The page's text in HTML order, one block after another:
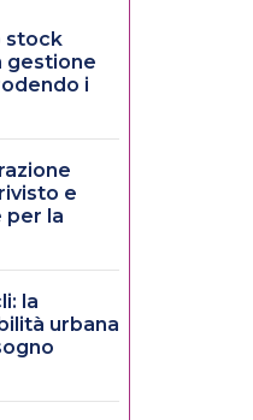
stock
gestione
i
e
per la
la
urbana